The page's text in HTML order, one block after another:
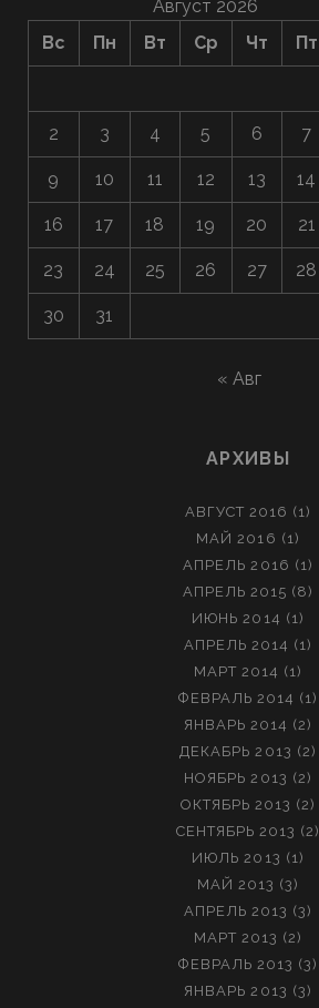
Август 2026
Вс
Пн Вт Ср Чт Пт
2 3 4 5 6 7
9 10 11 12 13 14
16 17 18 19 20 21
23 24 25 26 27 28
30 31
« Авг
АРХИВЫ
АВГУСТ 2016 (1)
МАЙ 2016 (1)
АПРЕЛЬ 2016 (1)
АПРЕЛЬ 2015 (8)
ИЮНЬ 2014 (1)
АПРЕЛЬ 2014 (1)
МАРТ 2014 (1)
ФЕВРАЛЬ 2014 (1)
ЯНВАРЬ 2014 (2)
ДЕКАБРЬ 2013 (2)
НОЯБРЬ 2013 (2)
ОКТЯБРЬ 2013 (2)
СЕНТЯБРЬ 2013 (2)
ИЮЛЬ 2013 (1)
МАЙ 2013 (3)
АПРЕЛЬ 2013 (3)
МАРТ 2013 (2)
ФЕВРАЛЬ 2013 (3)
ЯНВАРЬ 2013 (3)